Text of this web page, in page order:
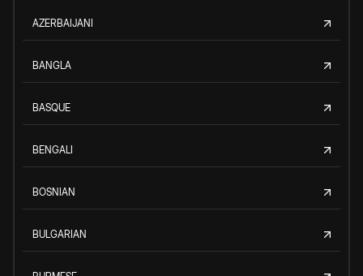
AZERBAIJANI
BANGLA
BASQUE
BENGALI
BOSNIAN
BULGARIAN